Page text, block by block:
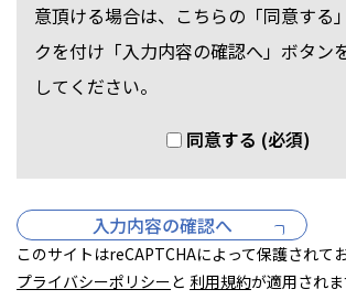
意頂ける場合は、こちらの「同意する
クを付け 「入力内容の確認へ」ボタン
してください。
同意する (必須)
このサイトはreCAPTCHAによって保護されて
プライバシーポリシーと 利用規約が適用されま